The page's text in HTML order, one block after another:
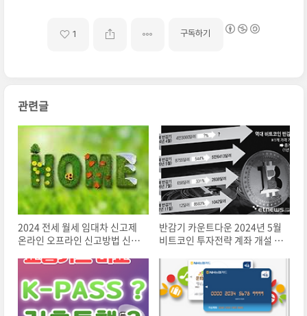
1 구독하기
관련글
2024 전세 월세 임대차 신고제
온라인 오프라인 신고방법 신고
반감기 카운트다운 2024년 5월
비트코인 투자전략 계좌 개설 방